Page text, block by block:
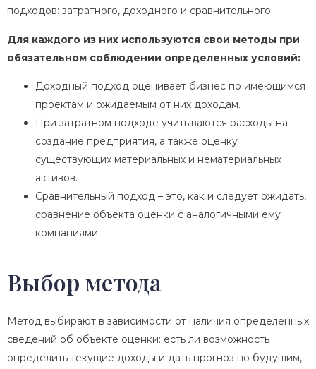
подходов: затратного, доходного и сравнительного.
Для каждого из них используются свои методы при
обязательном соблюдении определенных условий:
Доходный подход оценивает бизнес по имеющимся
проектам и ожидаемым от них доходам.
При затратном подходе учитываются расходы на
создание предприятия, а также оценку
существующих материальных и нематериальных
активов.
Сравнительный подход – это, как и следует ожидать,
сравнение объекта оценки с аналогичными ему
компаниями.
Выбор метода
Метод выбирают в зависимости от наличия определенных
сведений об объекте оценки: есть ли возможность
определить текущие доходы и дать прогноз по будущим,